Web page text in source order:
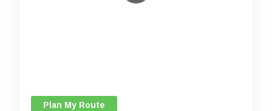
Plan My Route